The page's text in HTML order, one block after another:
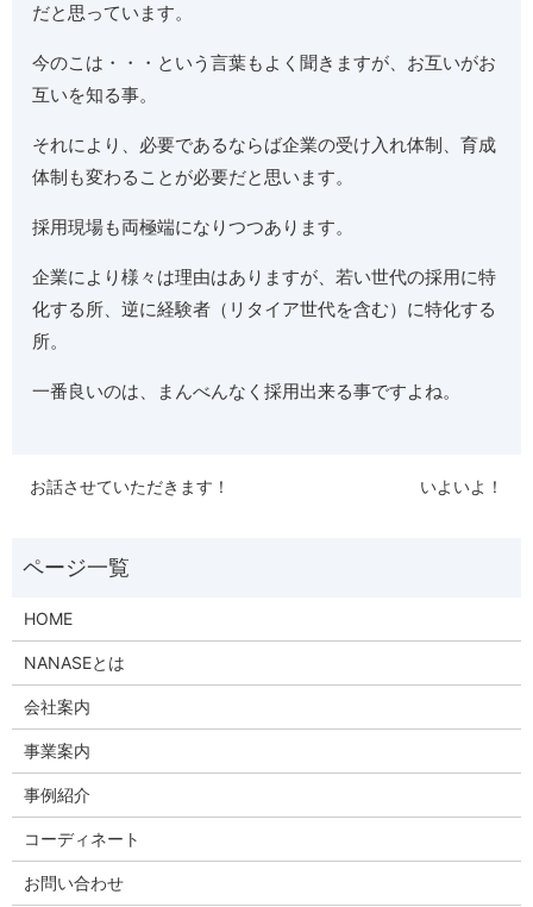
だと思っています。
今のこは・・・という言葉もよく聞きますが、お互いがお
互いを知る事。
それにより、必要であるならば企業の受け入れ体制、育成
体制も変わることが必要だと思います。
採用現場も両極端になりつつあります。
企業により様々は理由はありますが、若い世代の採用に特
化する所、逆に経験者（リタイア世代を含む）に特化する
所。
一番良いのは、まんべんなく採用出来る事ですよね。
お話させていただきます！ いよいよ！
HOME
NANASEとは
会社案内
事業案内
事例紹介
コーディネート
お問い合わせ